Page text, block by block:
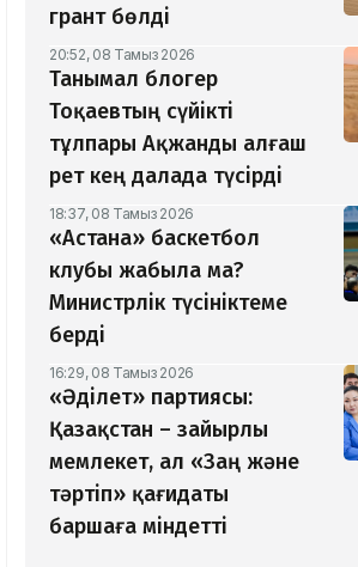
грант бөлді
20:52, 08 Тамыз 2026
Танымал блогер
Тоқаевтың сүйікті
тұлпары Ақжанды алғаш
рет кең далада түсірді
18:37, 08 Тамыз 2026
«Астана» баскетбол
клубы жабыла ма?
Министрлік түсініктеме
берді
16:29, 08 Тамыз 2026
«Әділет» партиясы:
Қазақстан – зайырлы
мемлекет, ал «Заң және
тәртіп» қағидаты
баршаға міндетті